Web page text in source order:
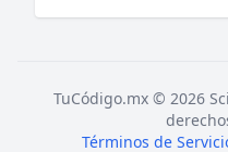
TuCódigo.mx © 2026
Términos de